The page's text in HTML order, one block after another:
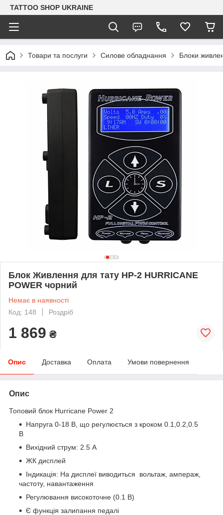
TATTOO SHOP UKRAINE
Товари та послуги Силове обладнання Блоки
Блок Живлення для тату HP-2 HURRICANE
POWER чорний
Немає в наявності
Код: 148
Роздріб
1 869 ₴
Опис Доставка Оплата Умови повернення
Опис
Топовий блок Hurricane Power 2
Напруга 0-18 В, що регулюється з кроком 0.1,0.2,0.5
В
Вихідний струм: 2.5 А
ЖК дисплей
Індикація: На дисплеї виводиться вольтаж, ампераж,
частоту, навантаження
Регулювання високоточне (0.1 В)
Є функція залипання педалі